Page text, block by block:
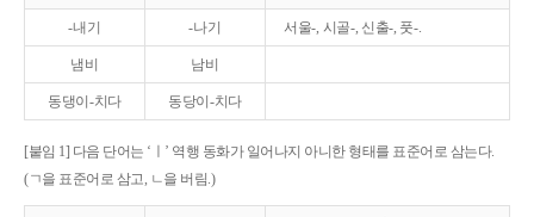
-내기 -나기 서울-, 시골-, 신출-, 풋-.
냄비 남비
동댕이-치다 동당이-치다
[붙임 1] 다음 단어는 ‘ㅣ’ 역행 동화가 일어나지 아니한 형태를 표준어로 삼는다.
(ㄱ을 표준어로 삼고, ㄴ을 버림.)